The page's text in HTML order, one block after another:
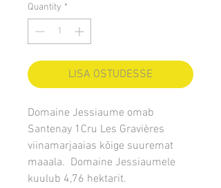
Quantity *
LISA OSTUDESSE
Domaine Jessiaume omab
Santenay 1Cru Les Gravières
viinamarjaaias kõige suuremat
maaala. Domaine Jessiaumele
kuulub 4,76 hektarit.